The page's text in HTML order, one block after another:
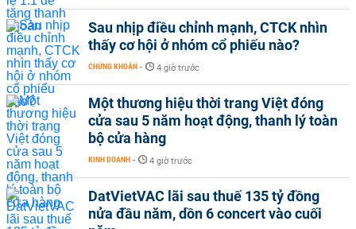
Sau nhịp điều chỉnh mạnh, CTCK nhìn
thấy cơ hội ở nhóm cổ phiếu nào?
CHỨNG KHOÁN - 4 giờ trước
Một thương hiệu thời trang Việt đóng
cửa sau 5 năm hoạt động, thanh lý toàn
bộ cửa hàng
KINH DOANH - 4 giờ trước
DatVietVAC lãi sau thuế 135 tỷ đồng
nửa đầu năm, dồn 6 concert vào cuối